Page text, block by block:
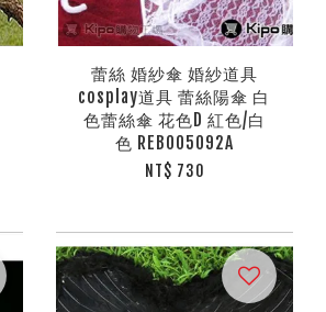
蕾絲 婚紗傘 婚紗道具
cosplay道具 蕾絲陽傘 白
色蕾絲傘 花色D 紅色/白
色 REB005092A
NT$ 730